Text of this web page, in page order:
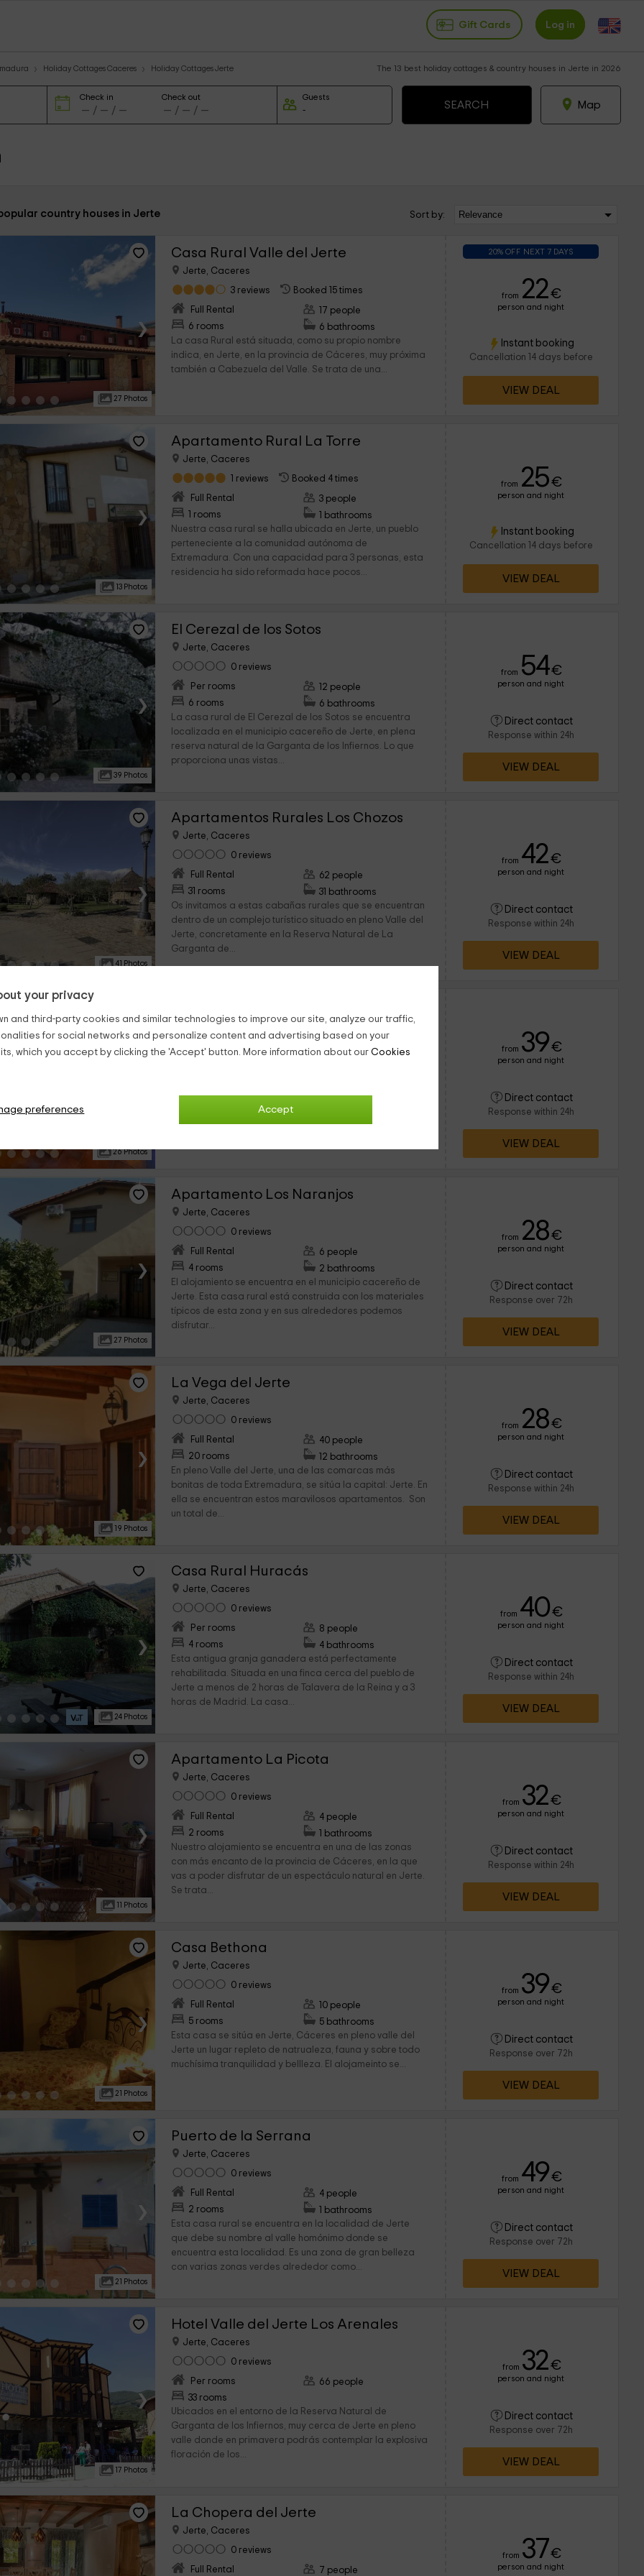
your privacy
and third-party cookies and similar technologies to improve our site, analyze our traffic,
for social networks and personalize content and advertising based on your
which you accept by clicking the 'Accept' button. More information about our Cookies
Accept
preferences
Gift Cards Log in
Holiday Cottages Caceres Holiday Cottages Jerte The 13 best holiday cottages & country houses in Jerte in 2026
Check in Check out Guests
Map
country houses in Jerte Sort by:
›
27 Photos
Casa Rural Valle del Jerte
Jerte, Caceres
3 reviews
Booked 15 times
Full Rental
6 rooms
17 people
6 bathrooms
La casa Rural está situada, como su propio nombre
indica, en Jerte, en la provincia de Cáceres, muy próxima
también a Cabezuela del Valle. Se trata de una...
20% OFF NEXT 7 DAYS
from 22€
person and night
Instant booking
Cancellation 14 days before
VIEW DEAL
›
13 Photos
Apartamento Rural La Torre
Jerte, Caceres
1 reviews
Booked 4 times
Full Rental
1 rooms
3 people
1 bathrooms
Nuestra casa rural se halla ubicada en Jerte, un pueblo
perteneciente a la comunidad autónoma de
Extremadura. Con una capacidad para 3 personas, esta
residencia ha sido reformada hace pocos...
from 25€
person and night
Instant booking
Cancellation 14 days before
VIEW DEAL
›
39 Photos
El Cerezal de los Sotos
Jerte, Caceres
0 reviews
Per rooms
6 rooms
12 people
6 bathrooms
La casa rural de El Cerezal de los Sotos se encuentra
localizada en el municipio cacereño de Jerte, en plena
reserva natural de la Garganta de los Infiernos. Lo que
proporciona unas vistas...
from 54€
person and night
Direct contact
Response within 24h
VIEW DEAL
›
41 Photos
Apartamentos Rurales Los Chozos
Jerte, Caceres
0 reviews
Full Rental
31 rooms
62 people
31 bathrooms
Os invitamos a estas cabañas rurales que se encuentran
dentro de un complejo turístico situado en pleno Valle del
Jerte, concretamente en la Reserva Natural de La
Garganta de...
from 42€
person and night
Direct contact
Response within 24h
VIEW DEAL
26 Photos
Jerte, Caceres
Estos apartamentos rehabilitados ya que su antigua
edificación estaba dirigida a la cría del ganado. Han
mantenido la esencia de su antigüedad pero con
from 39€
person and night
Direct contact
Response within 24h
VIEW DEAL
›
27 Photos
Apartamento Los Naranjos
Jerte, Caceres
0 reviews
Full Rental
4 rooms
6 people
2 bathrooms
El alojamiento se encuentra en el municipio cacereño de
Jerte. Esta casa rural está construida con los materiales
típicos de esta zona y en sus alrededores podemos
disfrutar...
from 28€
person and night
Direct contact
Response over 72h
VIEW DEAL
›
19 Photos
La Vega del Jerte
Jerte, Caceres
0 reviews
Full Rental
20 rooms
40 people
12 bathrooms
En pleno Valle del Jerte, una de las comarcas más
bonitas de toda Extremadura, se sitúa la capital: Jerte. En
ella se encuentran estos maravilosos apartamentos. Son
un total de...
from 28€
person and night
Direct contact
Response within 24h
VIEW DEAL
›
24 Photos
Casa Rural Huracás
Jerte, Caceres
0 reviews
Per rooms
4 rooms
8 people
4 bathrooms
Esta antigua granja ganadera está perfectamente
rehabilitada. Situada en una finca cerca del pueblo de
Jerte a menos de 2 horas de Talavera de la Reina y a 3
horas de Madrid. La casa...
from 40€
person and night
Direct contact
Response within 24h
VIEW DEAL
›
11 Photos
Apartamento La Picota
Jerte, Caceres
0 reviews
Full Rental
2 rooms
4 people
1 bathrooms
Nuestro alojamiento se encuentra en una de las zonas
con más encanto de la provincia de Cáceres, en la que
vas a poder disfrutar de un espectáculo natural en Jerte.
Se trata...
from 32€
person and night
Direct contact
Response within 24h
VIEW DEAL
›
21 Photos
Casa Bethona
Jerte, Caceres
0 reviews
Full Rental
5 rooms
10 people
5 bathrooms
Esta casa se sitúa en Jerte, Cáceres en pleno valle del
Jerte un lugar repleto de natrualeza, fauna y sobre todo
muchísima tranquilidad y bellleza. El alojameinto se...
from 39€
person and night
Direct contact
Response over 72h
VIEW DEAL
›
21 Photos
Puerto de la Serrana
Jerte, Caceres
0 reviews
Full Rental
2 rooms
4 people
1 bathrooms
Esta casa rural se encuentra en la localidad de Jerte
que debe su nombre al valle homónimo donde se
encuentra esta localidad. Es una zona de gran belleza
con varias zonas verdes alrededor como...
from 49€
person and night
Direct contact
Response over 72h
VIEW DEAL
›
17 Photos
Hotel Valle del Jerte Los Arenales
Jerte, Caceres
0 reviews
Per rooms
33 rooms
66 people
Ubicados en el entorno de la Reserva Natural de
Garganta de los Infiernos, muy cerca de Jerte en pleno
valle donde en primavera podrás contemplar la explosiva
floración de los...
from 32€
person and night
Direct contact
Response over 72h
VIEW DEAL
La Chopera del Jerte
Jerte, Caceres
0 reviews
Full Rental
7 people
from 37€
person and night